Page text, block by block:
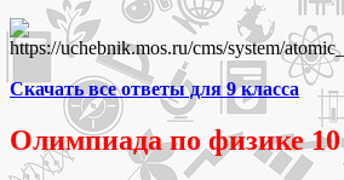
Скачать все ответы для 9 класса
Олимпиада по физике 10